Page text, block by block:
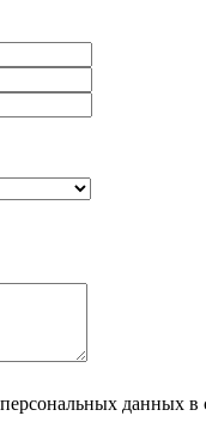
данных